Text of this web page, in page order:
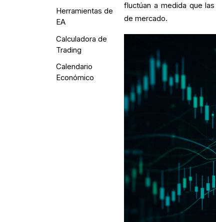
Herramientas de
EA
Calculadora de
Trading
Calendario
Económico
fluctúan a medida que
de mercado.